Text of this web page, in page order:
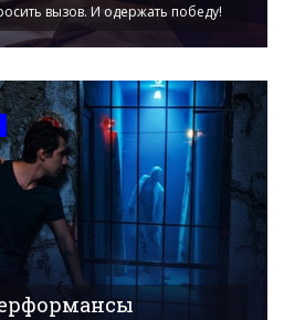
вызов. И одержать победу!